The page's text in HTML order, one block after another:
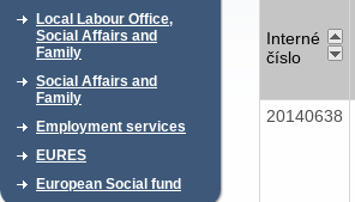
Local Labour Office,
Social Affairs and
Family
Social Affairs and
Family
Employment services
EURES
European Social fund
Interné
číslo
20140638